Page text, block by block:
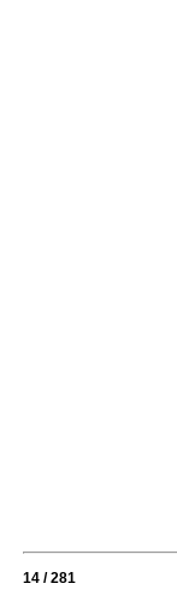
14 / 281